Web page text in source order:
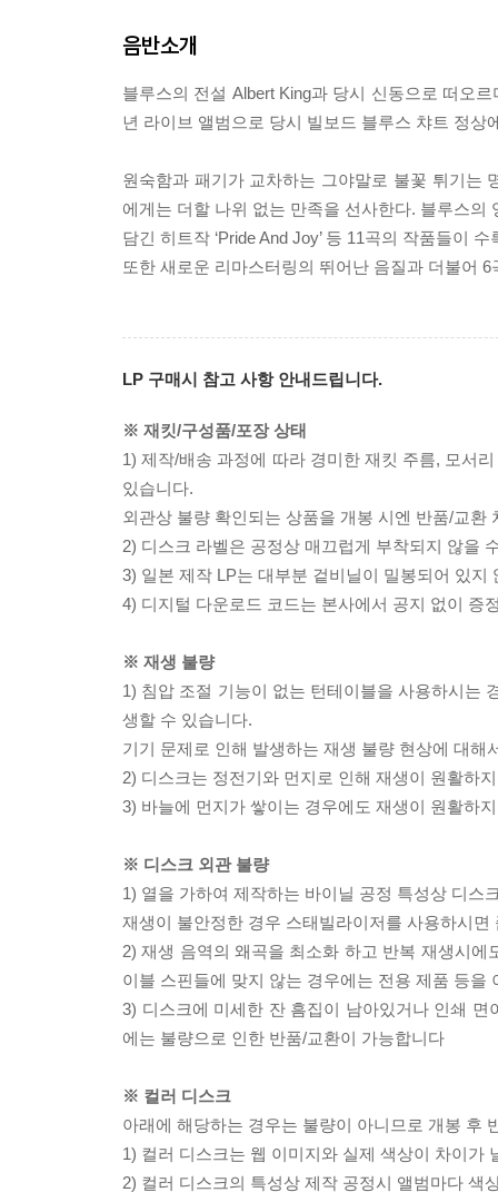
음반소개
블루스의 전설 Albert King과 당시 신동으로 떠오
년 라이브 앨범으로 당시 빌보드 블루스 챠트 정
원숙함과 패기가 교차하는 그야말로 불꽃 튀기는
에게는 더할 나위 없는 만족을 선사한다. 블루스의
담긴 히트작 ‘Pride And Joy’ 등 11곡의 작품들이 수
또한 새로운 리마스터링의 뛰어난 음질과 더불어
LP 구매시 참고 사항 안내드립니다.
※ 재킷/구성품/포장 상태
1) 제작/배송 과정에 따라 경미한 재킷 주름, 모서
있습니다.
외관상 불량 확인되는 상품을 개봉 시엔 반품/교환
2) 디스크 라벨은 공정상 매끄럽게 부착되지 않을
3) 일본 제작 LP는 대부분 겉비닐이 밀봉되어 있지
4) 디지털 다운로드 코드는 본사에서 공지 없이 증
※ 재생 불량
1) 침압 조절 기능이 없는 턴테이블을 사용하시는
생할 수 있습니다.
기기 문제로 인해 발생하는 재생 불량 현상에 대
2) 디스크는 정전기와 먼지로 인해 재생이 원활하
3) 바늘에 먼지가 쌓이는 경우에도 재생이 원활하
※ 디스크 외관 불량
1) 열을 가하여 제작하는 바이닐 공정 특성상 디스
재생이 불안정한 경우 스태빌라이저를 사용하시
2) 재생 음역의 왜곡을 최소화 하고 반복 재생시
이블 스핀들에 맞지 않는 경우에는 전용 제품 등
3) 디스크에 미세한 잔 흠집이 남아있거나 인쇄
에는 불량으로 인한 반품/교환이 가능합니다
※ 컬러 디스크
아래에 해당하는 경우는 불량이 아니므로 개봉 후
1) 컬러 디스크는 웹 이미지와 실제 색상이 차이가
2) 컬러 디스크의 특성상 제작 공정시 앨범마다 색